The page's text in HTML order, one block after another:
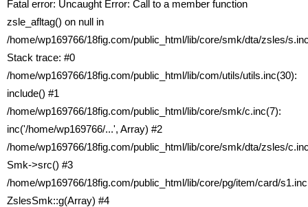
Fatal error: Uncaught Error: Call to a member function
zsle_afltag() on null in
/home/wp169766/18fig.com/public_html/lib/core/smk/dta/zsles/
Stack trace: #0
/home/wp169766/18fig.com/public_html/lib/com/utils/utils.inc(30):
include() #1
/home/wp169766/18fig.com/public_html/lib/core/smk/c.inc(7):
inc('/home/wp169766/...', Array) #2
/home/wp169766/18fig.com/public_html/lib/core/smk/dta/zsles/
Smk->src() #3
/home/wp169766/18fig.com/public_html/lib/core/pg/item/card/
ZslesSmk::g(Array) #4